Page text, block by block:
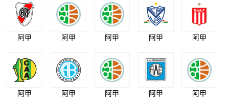
阿甲 阿甲 阿甲 阿甲 阿甲
阿甲 阿甲 阿甲 阿甲 阿甲